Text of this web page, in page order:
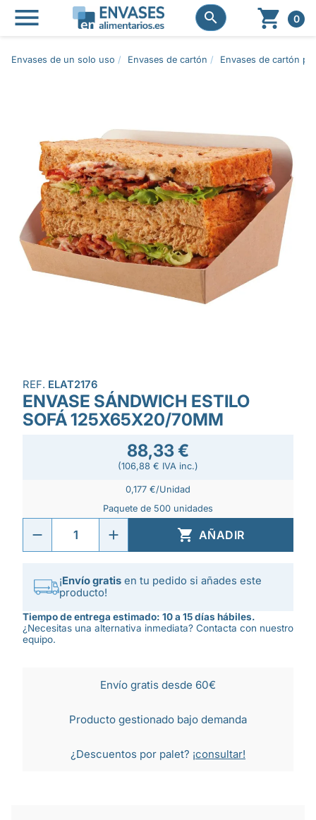
 
  0
Envases de un solo uso Envases de cartón Envases de cartón
REF. ELAT2176
ENVASE SÁNDWICH ESTILO
SOFÁ 125X65X20/70MM
88,33 €
(106,88 € IVA inc.)
0,177 €/Unidad
Paquete de 500 unidades
 AÑADIR
¡Envío gratis en tu pedido si añades este
producto!
Tiempo de entrega estimado: 10 a 15 días hábiles.
¿Necesitas una alternativa inmediata? Contacta con nuestro
equipo.
Envío gratis desde 60€
Producto gestionado bajo demanda
¿Descuentos por palet? ¡consultar!